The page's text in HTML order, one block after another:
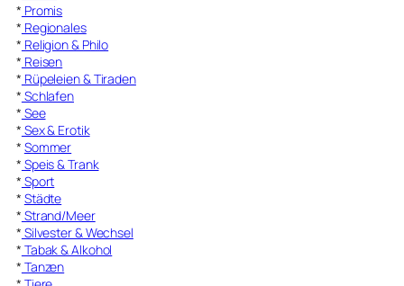
* Promis
* Regionales
* Religion & Philo
* Reisen
* Rüpeleien & Tiraden
* Schlafen
* See
* Sex & Erotik
* Sommer
* Speis & Trank
* Sport
* Städte
* Strand/Meer
* Silvester & Wechsel
* Tabak & Alkohol
* Tanzen